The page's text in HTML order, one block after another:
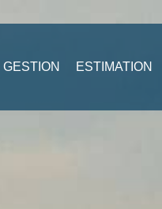
GESTION ESTIMATION